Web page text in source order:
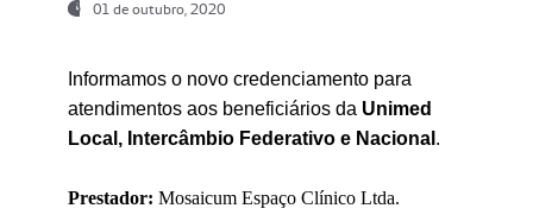
01 de outubro, 2020
Informamos o novo credenciamento para
atendimentos aos beneficiários da Unimed
Local, Intercâmbio Federativo e Nacional .
Prestador: Mosaicum Espaço Clínico Ltda.